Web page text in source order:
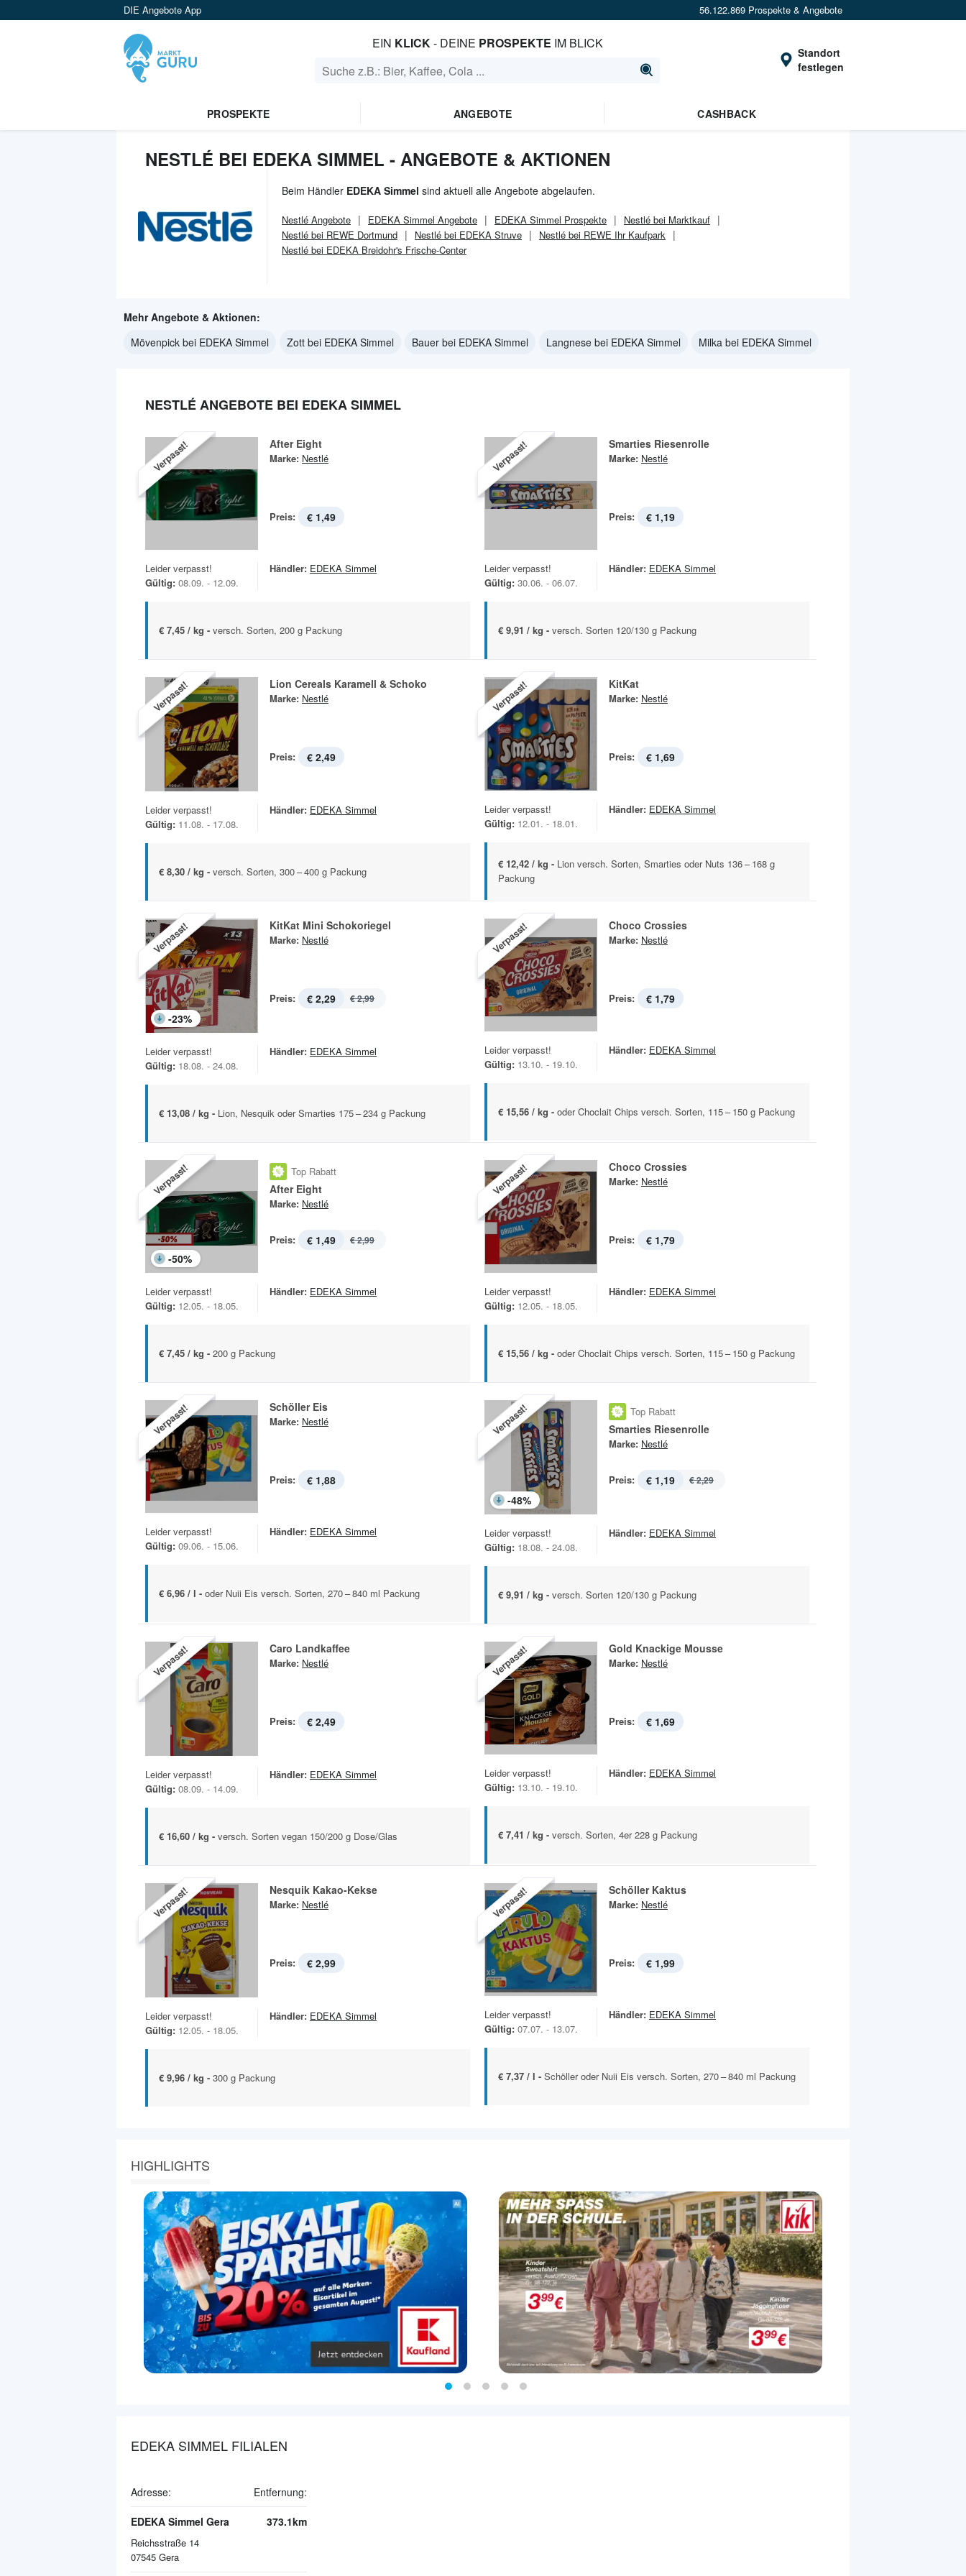
DIE Angebote App 56.122.869 Prospekte & Angebote
EIN KLICK- DEINE PROSPEKTE IM BLICK
Standort
festlegen
PROSPEKTE ANGEBOTE CASHBACK
NESTLÉ BEI EDEKA SIMMEL - ANGEBOTE & AKTIONEN
Beim Händler EDEKA Simmel sind aktuell alle Angebote abgelaufen.
Nestlé Angebote EDEKA Simmel Angebote EDEKA Simmel Prospekte
Nestlé bei Marktkauf
Nestlé bei REWE Dortmund
Nestlé bei EDEKA Struve
Nestlé bei REWE Ihr Kaufpark
Nestlé bei EDEKA Breidohr's Frische-Center
Mehr Angebote & Aktionen:
Mövenpick bei EDEKA Simmel
Zott bei EDEKA Simmel Bauer bei EDEKA Simmel Langnese bei EDEKA Simmel Milka bei EDEKA Simmel
NESTLÉ ANGEBOTE BEI EDEKA SIMMEL
Verpasst! After Eight
Marke: Nestlé
Preis: € 1,49
Leider verpasst!
Gültig: 08.09. - 12.09.
Händler: EDEKA Simmel
€ 7,45 / kg - versch. Sorten, 200 g Packung
Verpasst! Smarties Riesenrolle
Marke: Nestlé
Preis: € 1,19
Leider verpasst!
Gültig: 30.06. - 06.07.
Händler: EDEKA Simmel
€ 9,91 / kg - versch. Sorten 120/130 g Packung
Verpasst! Lion Cereals Karamell & Schoko
Marke: Nestlé
Preis: € 2,49
Leider verpasst!
Gültig: 11.08. - 17.08.
Händler: EDEKA Simmel
€ 8,30 / kg - versch. Sorten, 300 – 400 g Packung
Verpasst! KitKat
Marke: Nestlé
Preis: € 1,69
Leider verpasst!
Gültig: 12.01. - 18.01.
Händler: EDEKA Simmel
€ 12,42 / kg - Lion versch. Sorten, Smarties oder Nuts 136 – 168 g
Packung
Verpasst!
-23%
KitKat Mini Schokoriegel
Marke: Nestlé
Preis: € 2,29 € 2,99
Leider verpasst!
Gültig: 18.08. - 24.08.
Händler: EDEKA Simmel
€ 13,08 / kg - Lion, Nesquik oder Smarties 175 – 234 g Packung
Verpasst! Choco Crossies
Marke: Nestlé
Preis: € 1,79
Leider verpasst!
Gültig: 13.10. - 19.10.
Händler: EDEKA Simmel
€ 15,56 / kg - oder Choclait Chips versch. Sorten, 115 – 150 g Packung
Verpasst!
-50%
Top Rabatt
After Eight
Marke: Nestlé
Preis: € 1,49 € 2,99
Leider verpasst!
Gültig: 12.05. - 18.05.
Händler: EDEKA Simmel
€ 7,45 / kg - 200 g Packung
Verpasst! Choco Crossies
Marke: Nestlé
Preis: € 1,79
Leider verpasst!
Gültig: 12.05. - 18.05.
Händler: EDEKA Simmel
€ 15,56 / kg - oder Choclait Chips versch. Sorten, 115 – 150 g Packung
Verpasst! Schöller Eis
Marke: Nestlé
Preis: € 1,88
Leider verpasst!
Gültig: 09.06. - 15.06.
Händler: EDEKA Simmel
€ 6,96 / l - oder Nuii Eis versch. Sorten, 270 – 840 ml Packung
Verpasst!
-48%
Top Rabatt
Smarties Riesenrolle
Marke: Nestlé
Preis: € 1,19 € 2,29
Leider verpasst!
Gültig: 18.08. - 24.08.
Händler: EDEKA Simmel
€ 9,91 / kg - versch. Sorten 120/130 g Packung
Verpasst! Caro Landkaffee
Marke: Nestlé
Preis: € 2,49
Leider verpasst!
Gültig: 08.09. - 14.09.
Händler: EDEKA Simmel
€ 16,60 / kg - versch. Sorten vegan 150/200 g Dose/Glas
Verpasst! Gold Knackige Mousse
Marke: Nestlé
Preis: € 1,69
Leider verpasst!
Gültig: 13.10. - 19.10.
Händler: EDEKA Simmel
€ 7,41 / kg - versch. Sorten, 4er 228 g Packung
Verpasst! Nesquik Kakao-Kekse
Marke: Nestlé
Preis: € 2,99
Leider verpasst!
Gültig: 12.05. - 18.05.
Händler: EDEKA Simmel
€ 9,96 / kg - 300 g Packung
Verpasst! Schöller Kaktus
Marke: Nestlé
Preis: € 1,99
Leider verpasst!
Gültig: 07.07. - 13.07.
Händler: EDEKA Simmel
€ 7,37 / l - Schöller oder Nuii Eis versch. Sorten, 270 – 840 ml Packung
HIGHLIGHTS
EDEKA SIMMEL FILIALEN
Adresse: Entfernung:
EDEKA Simmel Gera
Reichsstraße 14
07545 Gera
373.1km